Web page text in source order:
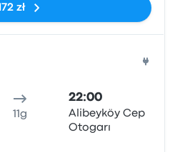
zł
11g
22:00
Alibeyköy Cep
Otogarı